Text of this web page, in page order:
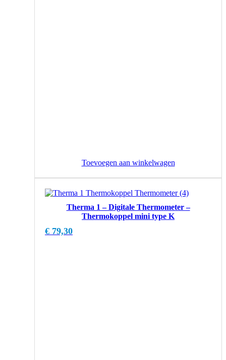
Toevoegen aan winkelwagen
Therma 1 – Digitale Thermometer –
Thermokoppel mini type K
€ 79,30